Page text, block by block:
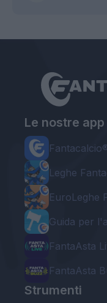
Le nostre app
Leghe
EuroLeghe
Guida per
FantaAsta
FantaAsta
Strumenti